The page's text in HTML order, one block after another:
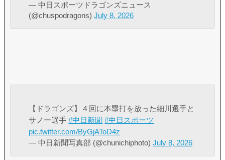
— 中日スポーツドラゴンズニュース
(@chuspodragons)July 8, 2026
【ドラゴンズ】４回に本塁打を放った細川選手と
サノー選手#中日新聞 #中日スポーツ
pic.twitter.com/ByGjAToD4z
— 中日新聞写真部 (@chunichiphoto)July 8, 2026